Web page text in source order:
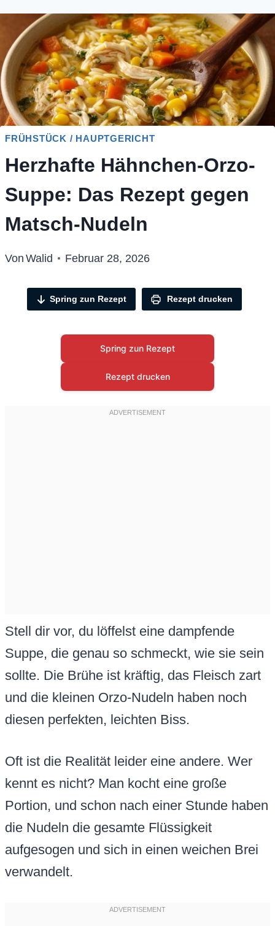
FRÜHSTÜCK / HAUPTGERICHT
Herzhafte Hähnchen-Orzo-
Suppe: Das Rezept gegen
Matsch-Nudeln
Von Walid Februar 28, 2026
Spring zun Rezept Rezept drucken
Spring zun Rezept
Rezept drucken
Stell dir vor, du löffelst eine dampfende
Suppe, die genau so schmeckt, wie sie sein
sollte. Die Brühe ist kräftig, das Fleisch zart
und die kleinen Orzo-Nudeln haben noch
diesen perfekten, leichten Biss.
Oft ist die Realität leider eine andere. Wer
kennt es nicht? Man kocht eine große
Portion, und schon nach einer Stunde haben
die Nudeln die gesamte Flüssigkeit
aufgesogen und sich in einen weichen Brei
verwandelt.